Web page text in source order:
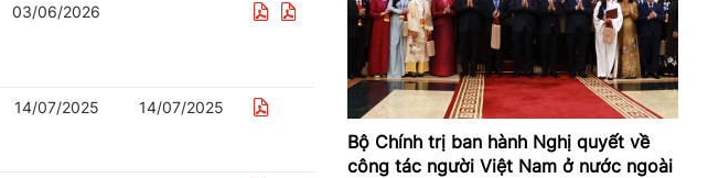
03/06/2026
14/07/2025 14/07/2025
Bộ Chính trị ban hành Nghị quyết về
công tác người Việt Nam ở nước ngoài